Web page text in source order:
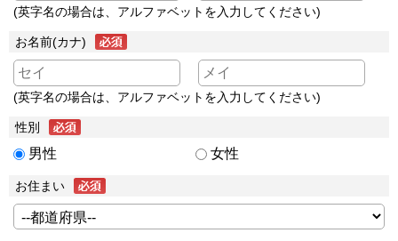
(英字名の場合は、アルファベットを入力してください)
お名前(カナ)
(英字名の場合は、アルファベットを入力してください)
性別
男性 女性
お住まい